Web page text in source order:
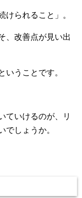
けられること」。
、改善点が見い出
いうことです。
ていけるのが、リ
でしょうか。